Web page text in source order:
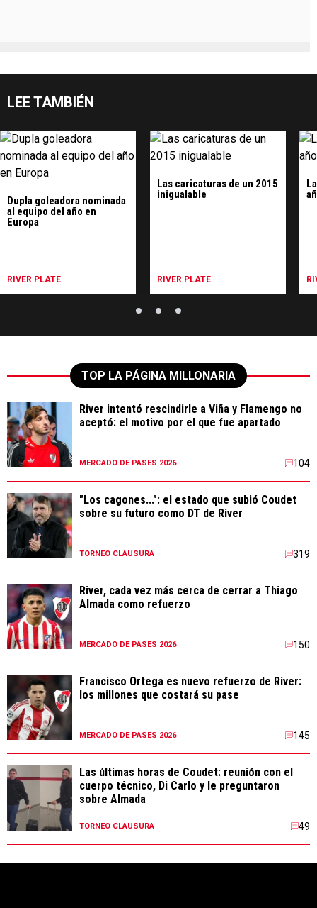
LEE TAMBIÉN
Dupla goleadora nominada
al equipo del año en
Europa
RIVER PLATE
Las caricaturas de un 2015
inigualable
RIVER PLATE
TOP LA PÁGINA MILLONARIA
River intentó rescindirle a Viña y Flamengo no
aceptó: el motivo por el que fue apartado
MERCADO DE PASES 2026 104
"Los cagones...": el estado que subió Coudet
sobre su futuro como DT de River
TORNEO CLAUSURA 319
River, cada vez más cerca de cerrar a Thiago
Almada como refuerzo
MERCADO DE PASES 2026 150
Francisco Ortega es nuevo refuerzo de River:
los millones que costará su pase
MERCADO DE PASES 2026 145
Las últimas horas de Coudet: reunión con el
cuerpo técnico, Di Carlo y le preguntaron
sobre Almada
TORNEO CLAUSURA 49